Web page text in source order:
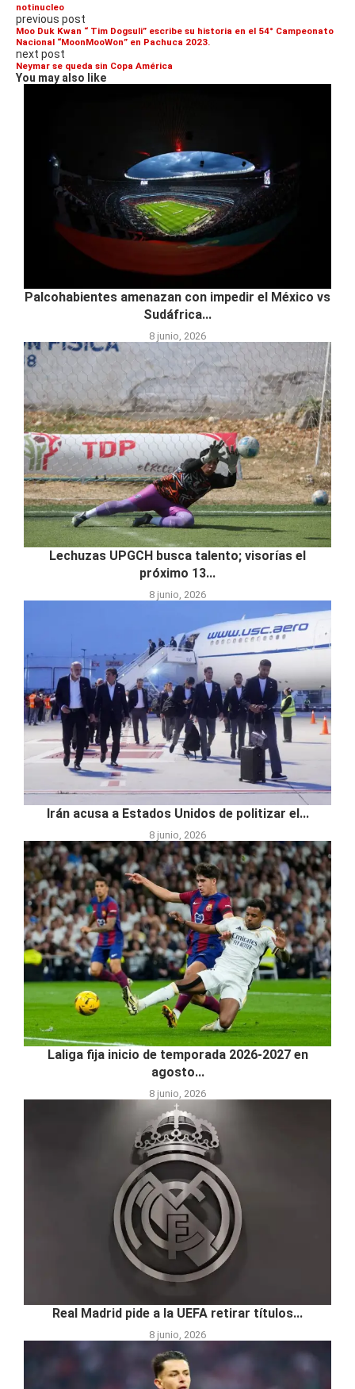
notinucleo
previous post
Moo Duk Kwan “ Tim Dogsuli” escribe su historia en el 54° Campeonato
Nacional “MoonMooWon” en Pachuca 2023.
next post
Neymar se queda sin Copa América
You may also like
Palcohabientes amenazan con impedir el México vs
Sudáfrica...
8 junio, 2026
Lechuzas UPGCH busca talento; visorías el
próximo 13...
8 junio, 2026
Irán acusa a Estados Unidos de politizar el...
8 junio, 2026
Laliga fija inicio de temporada 2026-2027 en
agosto...
8 junio, 2026
Real Madrid pide a la UEFA retirar títulos...
8 junio, 2026